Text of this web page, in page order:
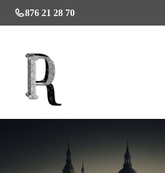
Saltar
al
876 21 28 70